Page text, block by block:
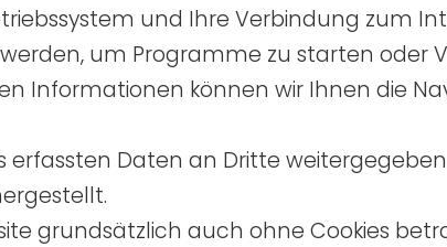
und Ihre Verbindung zum
um Programme zu starten oder
Informationen können wir Ihnen die
erfassten Daten an Dritte
grundsätzlich auch ohne Cookies